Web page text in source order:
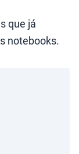
que já
notebooks.